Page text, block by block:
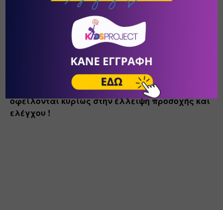
χάνεται στην πορεία ο ειρμός της σκέψης
Ελπίζουμε τα πέντε αυτά βήματα και οι
συμβουλές μας να βοηθήσουν τους μικρούς μας
φίλους να βελτιώσουν την εικόνα του γραπτού
τους και να μειώσουν στο ελάχιστο τα λάθη που
οφείλονται κυρίως στην έλλειψη προσοχής και
ελέγχου !